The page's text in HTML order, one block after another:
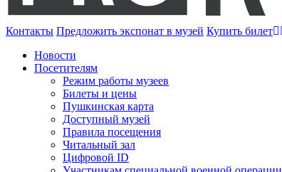
Контакты Предложить экспонат в музей Купить билет
Новости
Посетителям
Режим работы музеев
Билеты и цены
Пушкинская карта
Доступный музей
Правила посещения
Читальный зал
Цифровой ID